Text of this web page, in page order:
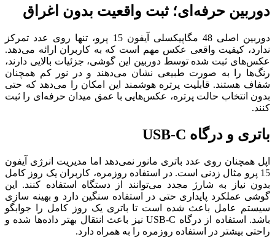
دوربین حرفه‌ای؛ ثبت واقعیت بدون اغراق
دوربین اصلی 48 مگاپیکسلی آیفون 15 پرو، تنها روی عدد تمرکز
ندارد، کیفیت واقعی عکس مهم است که به کاربران ارائه می‌دهد.
عکس‌های ثبت شده توسط دوربین این گوشی، جزئیات بالایی دارند،
رنگ‌ها را به صورت طبیعی نشان می‌دهند و در نور کم همچنان
شفاف هستند. قابلیت پرتره هوشمند این امکان را می‌دهد که حتی
بدون انتخاب حالت پرتره، عکس‌هایی با عمق میدان حرفه‌ای را ثبت
کنند.
باتری و درگاه USB-C
اپل همچنان روی عدد باتری مانور نمی‌دهد اما مدیریت انرژی آیفون
15 پرو مثال زدنی است. در استفاده روزمره، کاربران یک روز کامل
بدون نیاز به شارژ مجدد می‌توانند از دستگاه استفاده کنند. این
گوشی عملکرد پایداری حتی در استفاده سنگین دارد و بهینه سازی
سیستم عامل باعث شده است تا باتری یک روز کامل را جوابگو
باشد. استفاده از درگاه USB-C نیز باعث انتقال بهتر داده‌ها شده و
راحتی بیشتر در استفاده روزمره را به همراه دارد.